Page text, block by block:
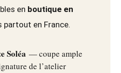
en boutique en
en France.
Soléa — coupe ample
de l’atelier